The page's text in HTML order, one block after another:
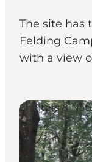
The site has
Felding
with a view
Shelters &